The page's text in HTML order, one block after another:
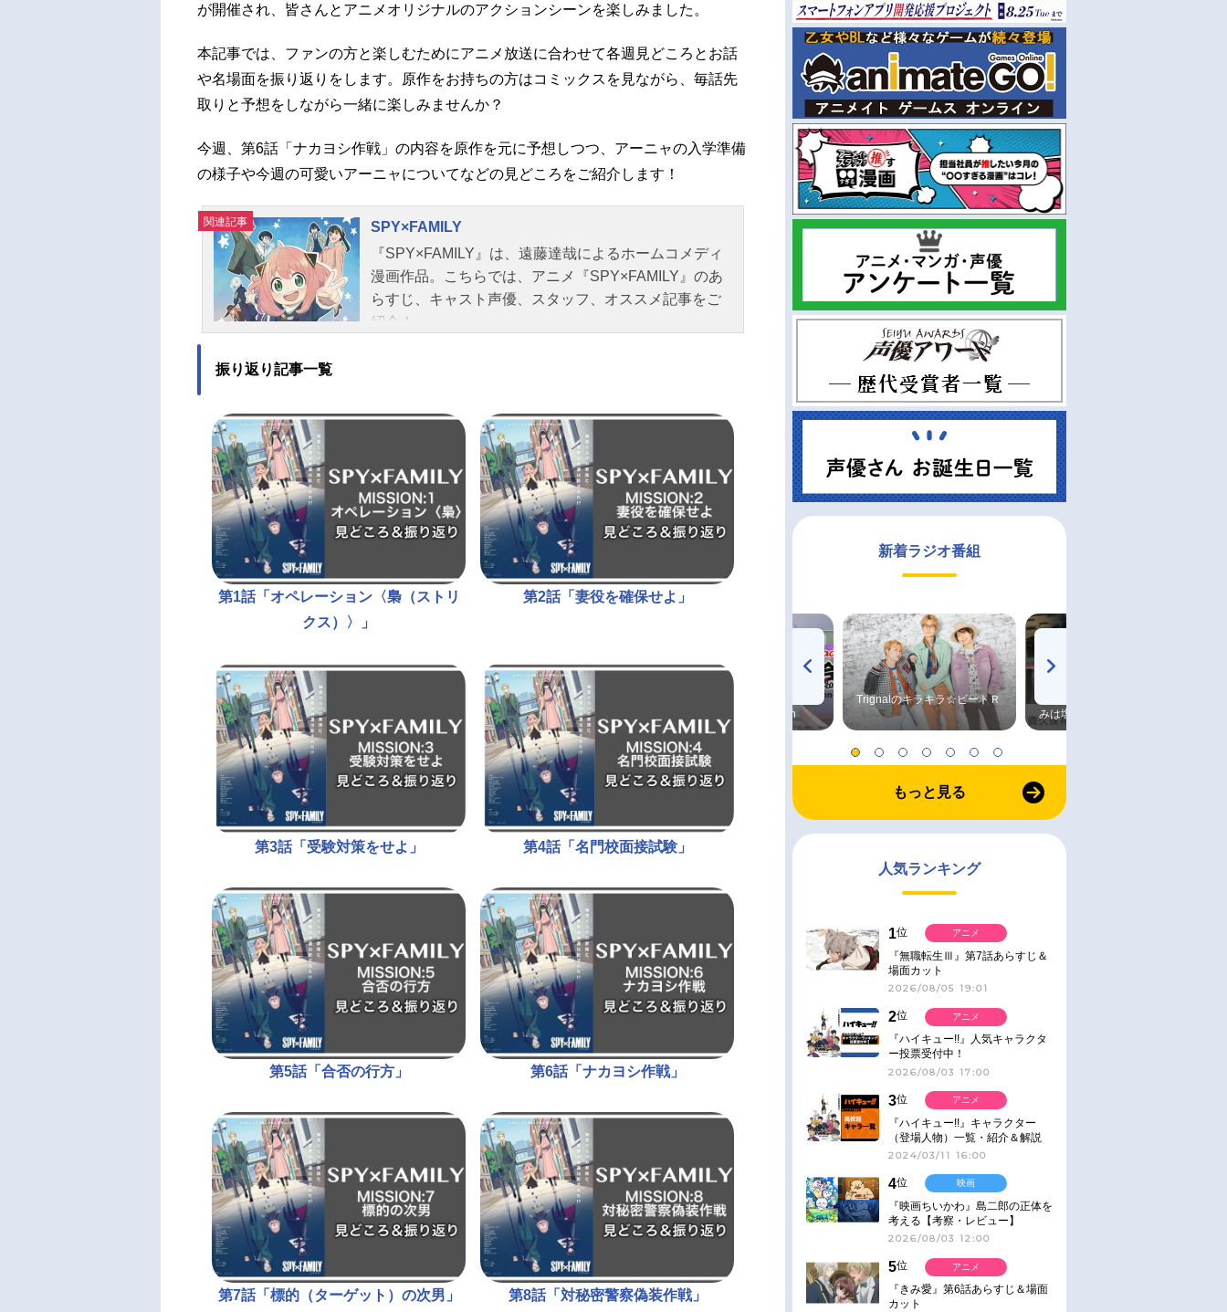
が開催され、皆さんとアニメオリジナルのアクションシーンを楽しみました。
本記事では、ファンの方と楽しむためにアニメ放送に合わせて各週見どころとお話
や名場面を振り返りをします。原作をお持ちの方はコミックスを見ながら、毎話先
取りと予想をしながら一緒に楽しみませんか？
今週、第6話「ナカヨシ作戦」の内容を原作を元に予想しつつ、アーニャの入学準備
の様子や今週の可愛いアーニャについてなどの見どころをご紹介します！
関連記事
SPY×FAMILY
『SPY×FAMILY』は、遠藤達哉によるホームコメディ
漫画作品。こちらでは、アニメ『SPY×FAMILY』のあ
らすじ、キャスト声優、スタッフ、オススメ記事をご
紹介！
振り返り記事一覧
第1話「オペレーション〈梟（ストリ
クス）〉」
第2話「妻役を確保せよ」
第3話「受験対策をせよ」 第4話「名門校面接試験」
第5話「合否の行方」 第6話「ナカヨシ作戦」
第7話「標的（ターゲット）の次男」 第8話「対秘密警察偽装作戦」
新着ラジオ番組
高橋美紀のおんぷの気持ち
♪ in アニメイトタイムズ
radio 大直会 2nd season
Trignalのキラキラ☆ビートＲ
みは塩だけ
もっと見る
人気ランキング
1位
『無職転生Ⅲ』第7話あらすじ＆
場面カット
2026/08/05 19:01
アニメ
2位
『ハイキュー!!』人気キャラクタ
ー投票受付中！
2026/08/03 17:00
アニメ
3位
『ハイキュー!!』キャラクター
（登場人物）一覧・紹介＆解説
2024/03/11 16:00
アニメ
4位
『映画ちいかわ』島二郎の正体を
考える【考察・レビュー】
2026/08/03 12:00
映画
5位
『きみ愛』第6話あらすじ＆場面
カット
アニメ